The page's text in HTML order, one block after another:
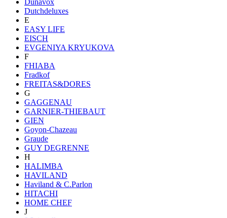
Dutchdeluxes
E
EASY LIFE
EISCH
EVGENIYA KRYUKOVA
F
FHIABA
Fradkof
FREITAS&DORES
G
GAGGENAU
GARNIER-THIEBAUT
GIEN
Goyon-Chazeau
Graude
GUY DEGRENNE
H
HALIMBA
HAVILAND
Haviland & C.Parlon
HITACHI
HOME CHEF
J